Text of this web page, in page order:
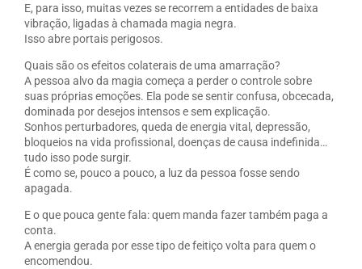
E, para isso, muitas vezes se recorrem a entidades de baixa
vibração, ligadas à chamada magia negra.
Isso abre portais perigosos.
Quais são os efeitos colaterais de uma amarração?
A pessoa alvo da magia começa a perder o controle sobre
suas próprias emoções. Ela pode se sentir confusa, obcecada,
dominada por desejos intensos e sem explicação.
Sonhos perturbadores, queda de energia vital, depressão,
bloqueios na vida profissional, doenças de causa indefinida…
tudo isso pode surgir.
É como se, pouco a pouco, a luz da pessoa fosse sendo
apagada.
E o que pouca gente fala: quem manda fazer também paga a
conta.
A energia gerada por esse tipo de feitiço volta para quem o
encomendou.